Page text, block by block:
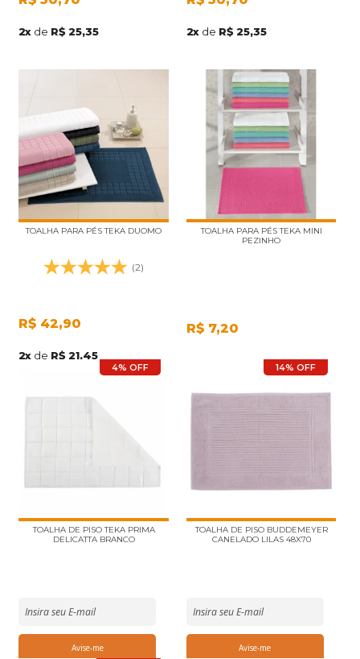
2x de R$ 25,35 2x de R$ 25,35
TOALHA PARA PÉS TEKA DUOMO
(2)
R$ 42,90
2x de R$ 21,45
TOALHA PARA PÉS TEKA MINI
PEZINHO
R$ 7,20
4% OFF
TOALHA DE PISO TEKA PRIMA
DELICATTA BRANCO
14% OFF
TOALHA DE PISO BUDDEMEYER
CANELADO LILAS 48X70